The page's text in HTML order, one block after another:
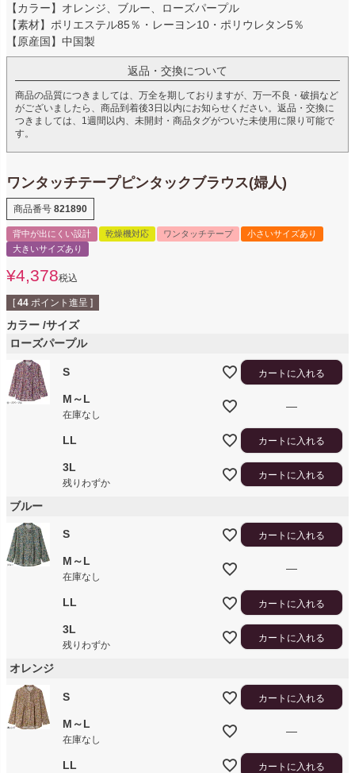
【カラー】オレンジ、ブルー、ローズパープル
【素材】ポリエステル85％・レーヨン10・ポリウレタン5％
【原産国】中国製
返品・交換について
商品の品質につきましては、万全を期しておりますが、万一不良・破損など
がございましたら、商品到着後3日以内にお知らせください。返品・交換に
つきましては、1週間以内、未開封・商品タグがついた未使用に限り可能で
す。
ワンタッチテープピンタックブラウス(婦人)
商品番号 821890
背中が出にくい設計 乾燥機対応 ワンタッチテープ
小さいサイズあり
大きいサイズあり
¥4,378税込
[ 44 ポイント進呈 ]
カラー サイズ
ローズパープル
S カートに入れる
M～L
在庫なし
—
LL カートに入れる
3L
残りわずか
カートに入れる
ブルー
S カートに入れる
M～L
在庫なし
—
LL カートに入れる
3L
残りわずか
カートに入れる
オレンジ
S カートに入れる
M～L
在庫なし
—
LL カートに入れる